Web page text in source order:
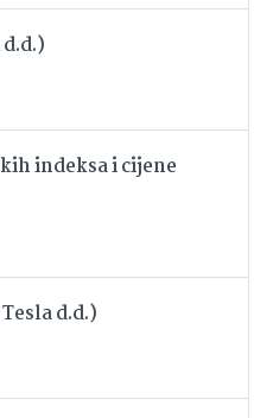
indeksa i cijene
d.d.)